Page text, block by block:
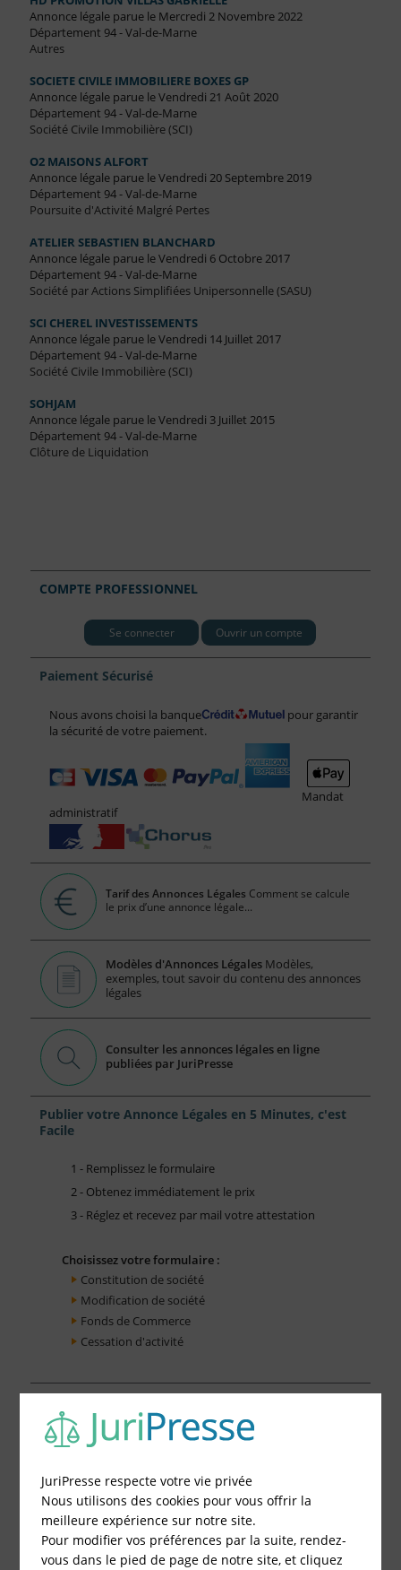
Annonce légale parue le Mercredi 2 Novembre 2022
Département 94 - Val-de-Marne
Autres
SOCIETE CIVILE IMMOBILIERE BOXES GP
Annonce légale parue le Vendredi 21 Août 2020
Département 94 - Val-de-Marne
Société Civile Immobilière (SCI)
O2 MAISONS ALFORT
Annonce légale parue le Vendredi 20 Septembre 2019
Département 94 - Val-de-Marne
Poursuite d'Activité Malgré Pertes
ATELIER SEBASTIEN BLANCHARD
Annonce légale parue le Vendredi 6 Octobre 2017
Département 94 - Val-de-Marne
Société par Actions Simplifiées Unipersonnelle (SASU)
SCI CHEREL INVESTISSEMENTS
Annonce légale parue le Vendredi 14 Juillet 2017
Département 94 - Val-de-Marne
Société Civile Immobilière (SCI)
SOHJAM
Annonce légale parue le Vendredi 3 Juillet 2015
Département 94 - Val-de-Marne
Clôture de Liquidation
COMPTE PROFESSIONNEL
Se connecter Ouvrir un compte
Paiement Sécurisé
Nous avons choisi la banque
pour garantir
la sécurité de votre paiement.
Mandat
administratif
Tarif des Annonces Légales Comment se calcule
le prix d’une annonce légale...
Modèles d'Annonces Légales Modèles,
exemples, tout savoir du contenu des annonces
légales
Consulter les annonces légales en ligne
publiées par JuriPresse
Publier votre Annonce Légales en 5 Minutes, c'est
Facile
1 - Remplissez le formulaire
2 - Obtenez immédiatement le prix
3 - Réglez et recevez par mail votre attestation
Choisissez votre formulaire :
Constitution de société
Modification de société
Fonds de Commerce
Cessation d'activité
JuriPresse respecte votre vie privée
Nous utilisons des cookies pour vous offrir la
meilleure expérience sur notre site.
Pour modifier vos préférences par la suite, rendez-
vous dans le pied de page de notre site, et cliquez